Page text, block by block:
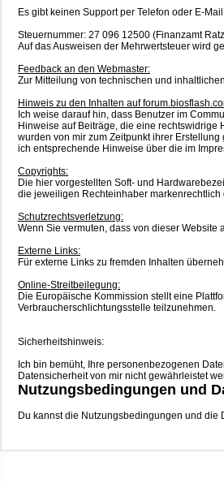
Es gibt keinen Support per Telefon oder E-
Steuernummer: 27 096 12500 (Finanzamt
Auf das Ausweisen der Mehrwertsteuer wird
Feedback an den Webmaster:
Zur Mitteilung von technischen und
Hinweis zu den Inhalten auf
Ich weise darauf hin, dass Benutzer im
Hinweise auf Beiträge, die eine rechtswidrige
wurden von mir zum Zeitpunkt ihrer
ich entsprechende Hinweise über die im
Copyrights:
Die hier vorgestellten Soft- und
die jeweiligen Rechteinhaber markenrechtlich
Schutzrechtsverletzung:
Wenn Sie vermuten, dass von dieser Website
Externe Links:
Für externe Links zu fremden Inhalten
Online-Streitbeilegung:
Die Europäische Kommission stellt eine
Verbraucherschlichtungsstelle teilzunehmen.
Sicherheitshinweis:
Ich bin bemüht, Ihre personenbezogenen
Datensicherheit von mir nicht gewährleistet
Nutzungsbedingungen und
Du kannst die Nutzungsbedingungen und die